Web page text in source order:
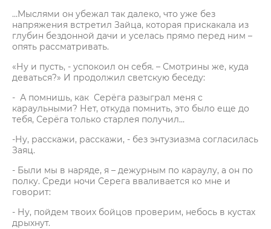
…Мыслями он убежал так далеко, что уже без
напряжения встретил Зайца, которая прискакала из
глубин бездонной дачи и уселась прямо перед ним –
опять рассматривать.
«Ну и пусть, - успокоил он себя. – Смотрины же, куда
деваться?» И продолжил светскую беседу:
- А помнишь, как Серёга разыграл меня с
караульными? Нет, откуда помнить, это было еще до
тебя, Серёга только старлея получил…
-Ну, расскажи, расскажи, - без энтузиазма согласилась
Заяц.
- Были мы в наряде, я – дежурным по караулу, а он по
полку. Среди ночи Серега вваливается ко мне и
говорит:
- Ну, пойдем твоих бойцов проверим, небось в кустах
дрыхнут.